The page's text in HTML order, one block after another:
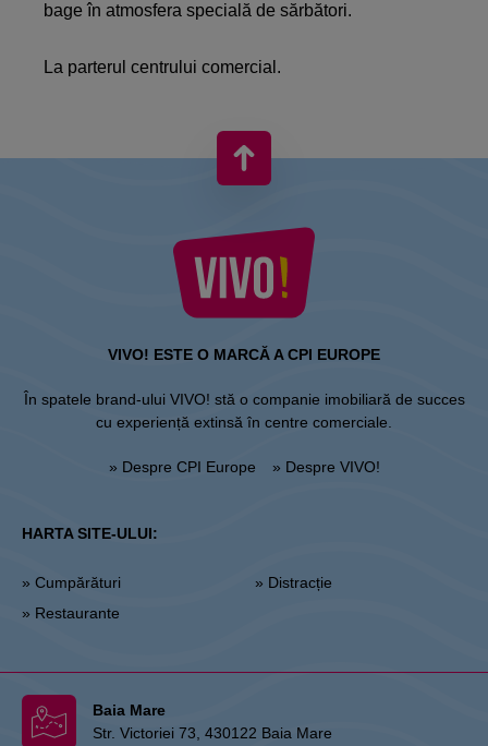
bage în atmosfera specială de sărbători.
La parterul centrului comercial.
VIVO! ESTE O MARCĂ A CPI EUROPE
În spatele brand-ului VIVO! stă o companie imobiliară de succes
cu experiență extinsă în centre comerciale.
» Despre CPI Europe » Despre VIVO!
HARTA SITE-ULUI:
» Cumpărături
» Restaurante
» Distracție
Baia Mare
Str. Victoriei 73, 430122 Baia Mare